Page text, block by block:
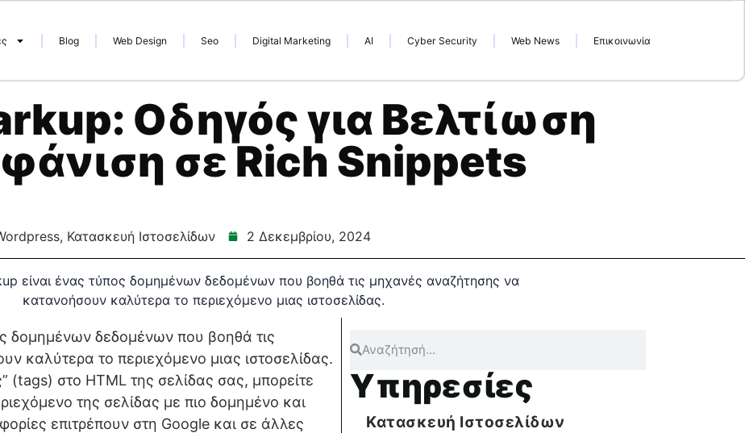
Blog Web Design Seo Digital Marketing AI Cyber Security Web News Επικοινωνία
Οδηγός για Βελτίωση
σε Rich Snippets
, Κατασκευή Ιστοσελίδων 2 Δεκεμβρίου, 2024
δομημένων δεδομένων που βοηθά τις
καλύτερα το περιεχόμενο μιας ιστοσελίδας.
(tags) στο HTML της σελίδας σας, μπορείτε
της σελίδας με πιο δομημένο και
επιτρέπουν στη Google και σε άλλες
Υπηρεσίες
Κατασκευή Ιστοσελίδων